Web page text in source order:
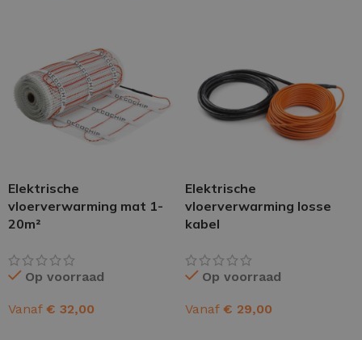
Elektrische
vloerverwarming mat 1-
20m²
Op voorraad
Vanaf € 32,00
Elektrische
vloerverwarming losse
kabel
Op voorraad
Vanaf € 29,00